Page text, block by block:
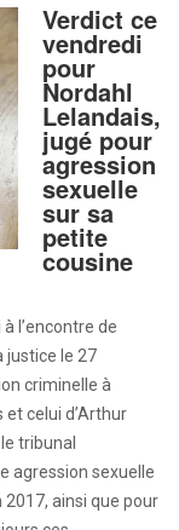
Verdict ce
vendredi
pour
Nordahl
Lelandais,
jugé pour
agression
sexuelle
sur sa
petite
cousine
l’encontre de
justice le 27
criminelle à
celui d’Arthur
tribunal
agression sexuelle
ainsi que pour